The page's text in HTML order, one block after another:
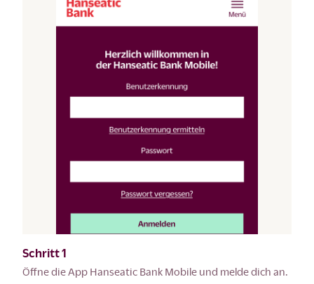
Schritt 1
Öffne die App Hanseatic Bank Mobile und melde dich an.